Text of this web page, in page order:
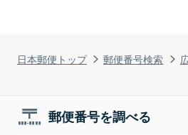
日本郵便トップ 郵便番号検索
郵便番号を調べる